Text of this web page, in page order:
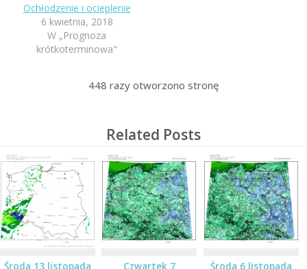
Ochłodzenie i ocieplenie
6 kwietnia, 2018
W „Prognoza
krótkoterminowa"
448 razy otworzono stronę
Related Posts
Środa 13 listopada Czwartek 7 Środa 6 listopada